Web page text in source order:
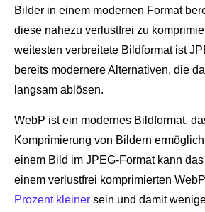
Bilder in einem modernen Format
diese nahezu verlustfrei zu
weitesten verbreitete Bildformat ist
bereits modernere Alternativen, die
langsam ablösen.
WebP ist ein modernes Bildformat,
Komprimierung von Bildern
einem Bild im JPEG-Format kann
einem verlustfrei komprimierten
Prozent kleiner sein und damit